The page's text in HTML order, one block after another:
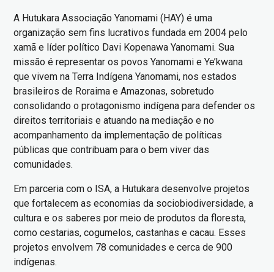
A Hutukara Associação Yanomami (HAY) é uma
organização sem fins lucrativos fundada em 2004 pelo
xamã e líder político Davi Kopenawa Yanomami. Sua
missão é representar os povos Yanomami e Ye’kwana
que vivem na Terra Indígena Yanomami, nos estados
brasileiros de Roraima e Amazonas, sobretudo
consolidando o protagonismo indígena para defender os
direitos territoriais e atuando na mediação e no
acompanhamento da implementação de políticas
públicas que contribuam para o bem viver das
comunidades.
Em parceria com o ISA, a Hutukara desenvolve projetos
que fortalecem as economias da sociobiodiversidade, a
cultura e os saberes por meio de produtos da floresta,
como cestarias, cogumelos, castanhas e cacau. Esses
projetos envolvem 78 comunidades e cerca de 900
indígenas.